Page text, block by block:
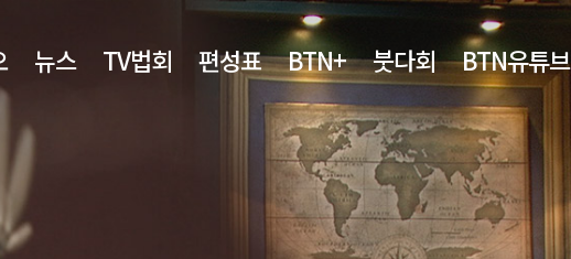
뉴스 TV법회 편성표 BTN+ 붓다회 BTN유튜브